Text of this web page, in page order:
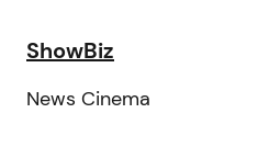
ShowBiz
News Cinema